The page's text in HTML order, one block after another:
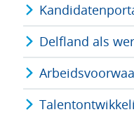
Delfland als